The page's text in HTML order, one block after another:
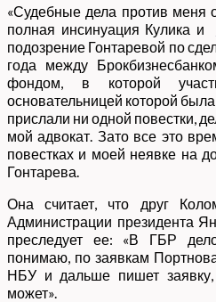
«Судебные дела против меня
полная инсинуация Кулика и
подозрение Гонтаревой по
года между
фондом, в которой
основательницей которой
прислали ни одной повестки,
мой адвокат. Зато все это
повестках и моей неявке на
Гонтарева.
Она считает, что друг
Администрации президента
преследует ее: «В ГБР
понимаю, по заявкам
НБУ и дальше пишет
может».